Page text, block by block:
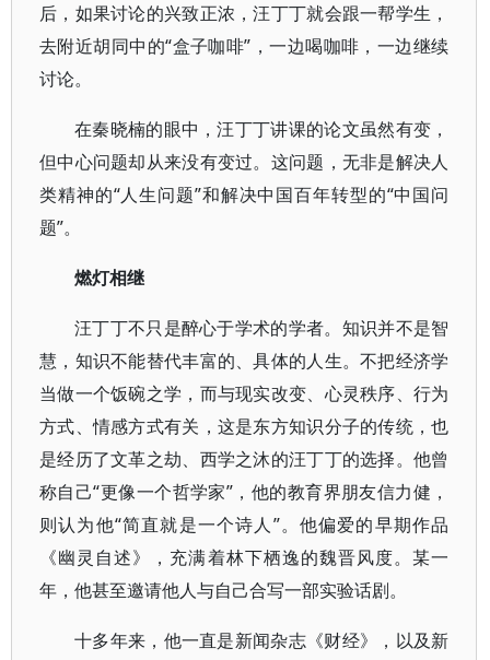
后，如果讨论的兴致正浓，汪丁丁就会跟一帮学生，
去附近胡同中的“盒子咖啡”，一边喝咖啡，一边继续
讨论。
在秦晓楠的眼中，汪丁丁讲课的论文虽然有变，
但中心问题却从来没有变过。这问题，无非是解决人
类精神的“人生问题”和解决中国百年转型的“中国问
题”。
燃灯相继
汪丁丁不只是醉心于学术的学者。知识并不是智
慧，知识不能替代丰富的、具体的人生。不把经济学
当做一个饭碗之学，而与现实改变、心灵秩序、行为
方式、情感方式有关，这是东方知识分子的传统，也
是经历了文革之劫、西学之沐的汪丁丁的选择。他曾
称自己“更像一个哲学家”，他的教育界朋友信力健，
则认为他“简直就是一个诗人”。他偏爱的早期作品
《幽灵自述》，充满着林下栖逸的魏晋风度。某一
年，他甚至邀请他人与自己合写一部实验话剧。
十多年来，他一直是新闻杂志《财经》，以及新